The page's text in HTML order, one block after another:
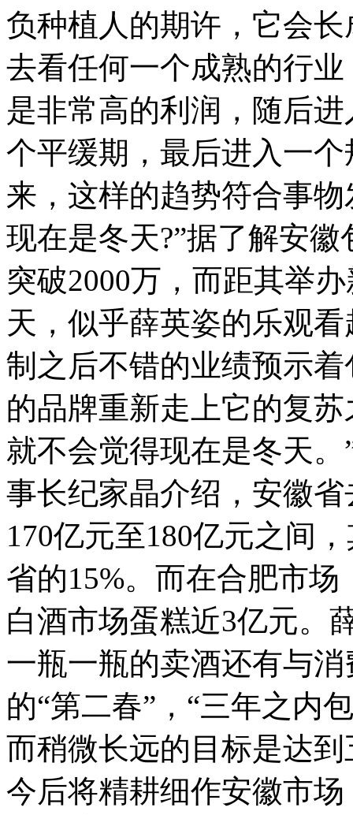
负种植人的期许，它会
去看任何一个成熟的行
是非常高的利润，随后
个平缓期，最后进入一
来，这样的趋势符合事
现在是冬天?”据了解安
突破2000万，而距其举
天，似乎薛英姿的乐观
制之后不错的业绩预示
的品牌重新走上它的复
就不会觉得现在是冬天
事长纪家晶介绍，安徽
170亿元至180亿元之间
省的15%。而在合肥市
白酒市场蛋糕近3亿元。
一瓶一瓶的卖酒还有与
的“第二春”，“三年之内
而稍微长远的目标是达
今后将精耕细作安徽市